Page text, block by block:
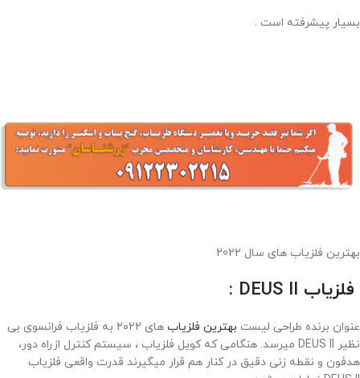
بسیار پیشرفته است .
بهترین فلزیاب های سال 2022
فلزیاب :
عنوان برنده طراحی لیست بهترین فلزیاب
های ۲۰۲۲ به فلزیاب فرانسوی بی
نظیر DEUS II میرسد. هنگامی که کویل فلزیاب ، سیستم کنترل ازراه دور،
هدفون و نقطه زنی دقیق در کنار هم قرار میگیرند قدرت واقعی فلزیاب